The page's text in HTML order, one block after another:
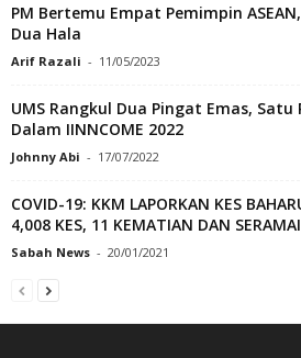
PM Bertemu Empat Pemimpin
Dua Hala
Arif Razali - 11/05/2023
UMS Rangkul Dua Pingat Emas, Satu
Dalam IINNCOME 2022
Johnny Abi - 17/07/2022
COVID-19: KKM LAPORKAN KES
4,008 KES, 11 KEMATIAN DAN
Sabah News - 20/01/2021